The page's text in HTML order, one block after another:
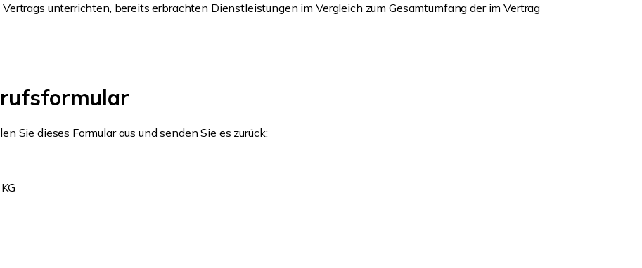
unterrichten, bereits erbrachten Dienstleistungen im Vergleich zum Gesamtumfang der im Vertrag
Sie dieses Formular aus und senden Sie es zurück: